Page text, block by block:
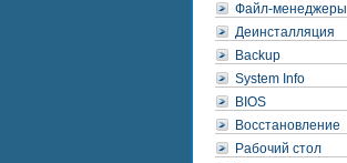
Файл-менеджеры
Деинсталляция
Backup
System Info
BIOS
Восстановление
Рабочий стол